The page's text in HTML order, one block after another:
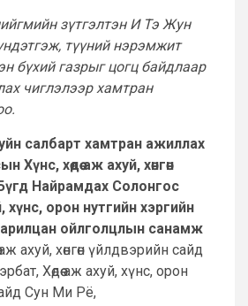
зүтгэлтэн И Тэ Жун
түүний нэрэмжит
бүхий газрыг цогц байдлаар
чиглэлээр хамтран
салбарт хамтран ажиллах
хөдөө аж ахуй, хөнгөн
Найрамдах Солонгос
хүнс, орон нутгийн хэргийн
ойлголцлын санамж
аж ахуй, хөнгөн үйлдвэрийн сайд
Хөдөө аж ахуй, хүнс, орон
Сун Ми Рё,